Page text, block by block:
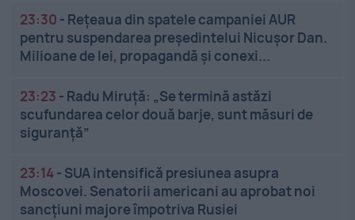
23:30 - Rețeaua din spatele campaniei AUR
pentru suspendarea președintelui Nicușor Dan.
Milioane de lei, propagandă și conexi...
23:23 - Radu Miruță: „Se termină astăzi
scufundarea celor două barje, sunt măsuri de
siguranţă”
23:14- SUA intensifică presiunea asupra
Moscovei. Senatorii americani au aprobat noi
sancțiuni majore împotriva Rusiei